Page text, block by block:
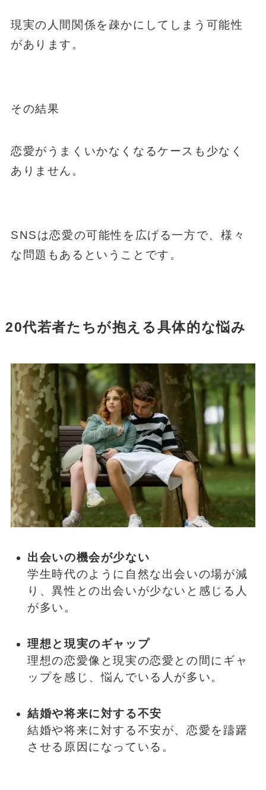
現実の人間関係を疎かにしてしまう可能性
があります。
その結果
恋愛がうまくいかなくなるケースも少なく
ありません。
SNSは恋愛の可能性を広げる一方で、様々
な問題もあるということです。
20代若者たちが抱える具体的な悩み
出会いの機会が少ない
学生時代のように自然な出会いの場が減
り、異性との出会いが少ないと感じる人
が多い。
理想と現実のギャップ
理想の恋愛像と現実の恋愛との間にギャ
ップを感じ、悩んでいる人が多い。
結婚や将来に対する不安
結婚や将来に対する不安が、恋愛を躊躇
させる原因になっている。